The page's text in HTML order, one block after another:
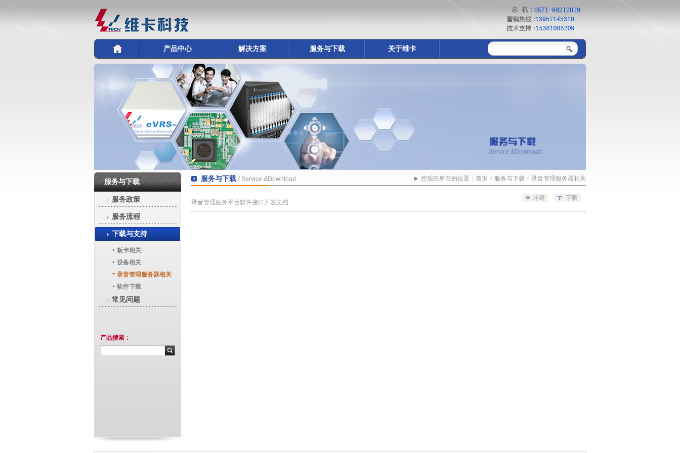
产品中心 解决方案 服务与下载 关于维卡
服务与下载
服务政策
服务流程
下载与支持
板卡相关
设备相关
录音管理服务器相关
软件下载
常见问题
产品搜索：
服务与下载 / Service &Download 您现在所在的位置： 首页 > 服务与下载 > 录音管理服务器相关
录音管理服务平台软件接口开发文档